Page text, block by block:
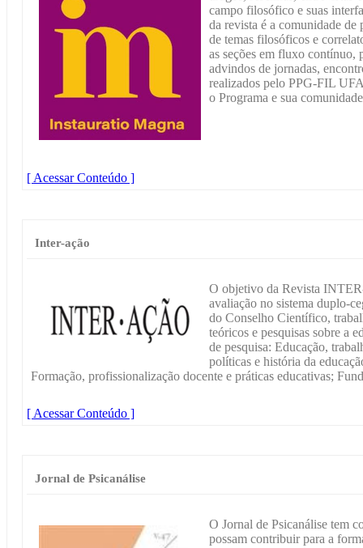
campo filosófico e suas
da revista é a comunidade de
de temas filosóficos e
as seções em fluxo contínuo,
advindos de jornadas,
realizados pelo PPG-FIL
o Programa e sua
[ Acessar Conteúdo ]
Inter-ação
O objetivo da Revista
avaliação no sistema duplo-
do Conselho Científico,
teóricos e pesquisas sobre a
de pesquisa: Educação,
políticas e história da
Formação, profissionalização docente e práticas educativas;
[ Acessar Conteúdo ]
Jornal de Psicanálise
O Jornal de Psicanálise tem
possam contribuir para a